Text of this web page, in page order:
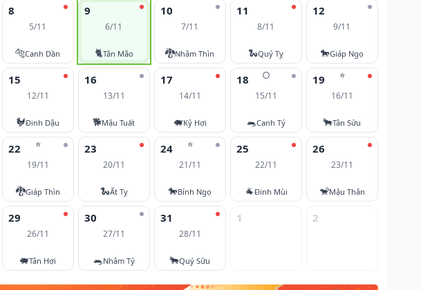
8
5/11
🐅Canh Dần
9
6/11
🐈Tân Mão
10
7/11
🐉Nhâm Thìn
11
8/11
🐍Quý Tỵ
12
9/11
🐎Giáp Ngọ
15
12/11
🐓Đinh Dậu
16
13/11
🐕Mậu Tuất
17
14/11
🐖Kỷ Hợi
🌕
18
15/11
🐀Canh Tý
⭐
19
16/11
🐂Tân Sửu
⭐
22
19/11
🐉Giáp Thìn
23
20/11
🐍Ất Tỵ
⭐
24
21/11
🐎Bính Ngọ
25
22/11
🐐Đinh Mùi
26
23/11
🐒Mậu Thân
29
26/11
🐖Tân Hợi
30
27/11
🐀Nhâm Tý
31
28/11
🐂Quý Sửu
1 2